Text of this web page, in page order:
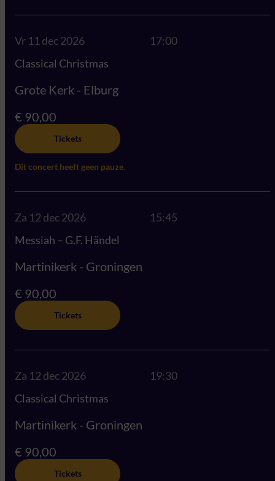
Vr 11 dec 2026
17:00
Classical Christmas
Grote Kerk - Elburg
€ 90,00
Tickets
Dit concert heeft geen pauze.
Za 12 dec 2026
15:45
Messiah – G.F. Händel
Martinikerk - Groningen
€ 90,00
Tickets
Za 12 dec 2026
19:30
Classical Christmas
Martinikerk - Groningen
€ 90,00
Tickets